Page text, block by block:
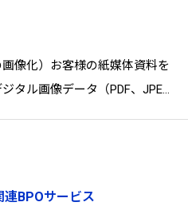
像化）お客様の紙媒体資料を
タル画像データ（PDF、JPEG
連BPOサービス